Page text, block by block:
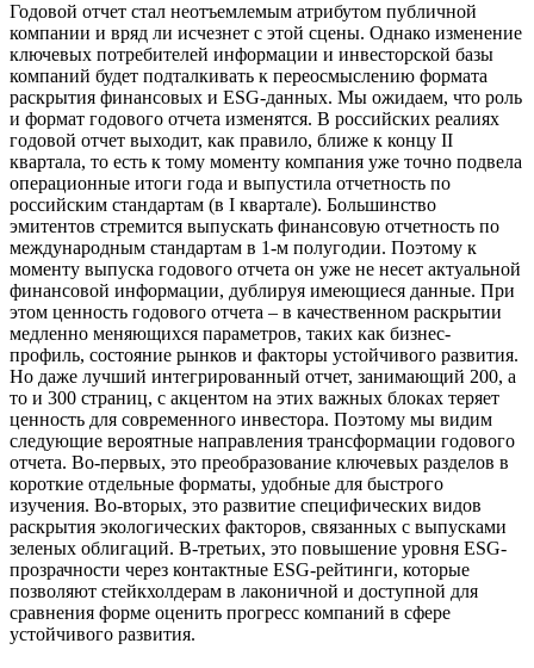
Годовой отчет стал неотъемлемым атрибутом публичной
компании и вряд ли исчезнет с этой сцены. Однако изменение
ключевых потребителей информации и инвесторской базы
компаний будет подталкивать к переосмыслению формата
раскрытия финансовых и ESG-данных. Мы ожидаем, что роль
и формат годового отчета изменятся. В российских реалиях
годовой отчет выходит, как правило, ближе к концу II
квартала, то есть к тому моменту компания уже точно подвела
операционные итоги года и выпустила отчетность по
российским стандартам (в I квартале). Большинство
эмитентов стремится выпускать финансовую отчетность по
международным стандартам в 1-м полугодии. Поэтому к
моменту выпуска годового отчета он уже не несет актуальной
финансовой информации, дублируя имеющиеся данные. При
этом ценность годового отчета – в качественном раскрытии
медленно меняющихся параметров, таких как бизнес-
профиль, состояние рынков и факторы устойчивого развития.
Но даже лучший интегрированный отчет, занимающий 200, а
то и 300 страниц, с акцентом на этих важных блоках теряет
ценность для современного инвестора. Поэтому мы видим
следующие вероятные направления трансформации годового
отчета. Во-первых, это преобразование ключевых разделов в
короткие отдельные форматы, удобные для быстрого
изучения. Во-вторых, это развитие специфических видов
раскрытия экологических факторов, связанных с выпусками
зеленых облигаций. В-третьих, это повышение уровня ESG-
прозрачности через контактные ESG-рейтинги, которые
позволяют стейкхолдерам в лаконичной и доступной для
сравнения форме оценить прогресс компаний в сфере
устойчивого развития.